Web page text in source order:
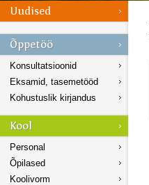
Konsultatsioonid
Eksamid, tasemetööd
Kohustuslik kirjandus
Personal
Õpilased
Koolivorm